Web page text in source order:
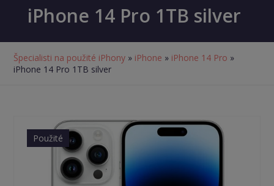
iPhone 14 Pro 1TB silver
Špecialisti na použité iPhony » iPhone » iPhone 14 Pro »
iPhone 14 Pro 1TB silver
Použité